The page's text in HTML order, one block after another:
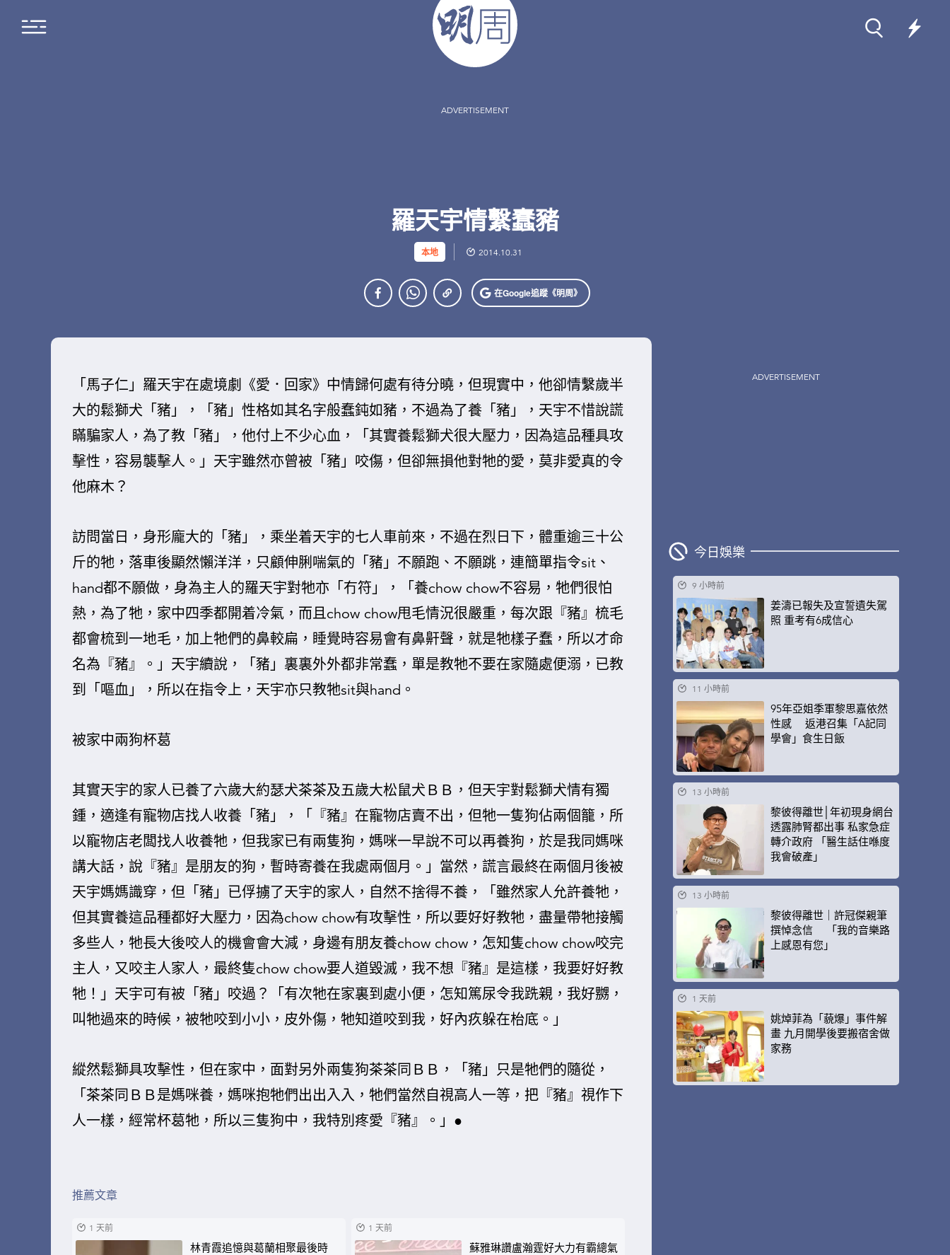
ADVERTISEMENT
羅天宇情繫蠢豬
本地 2014.10.31
在Google追蹤《明周》
「馬子仁」羅天宇在處境劇《愛．回家》中情歸何處有待分曉，但現實中，他卻情繫歲半
大的鬆獅犬「豬」，「豬」性格如其名字般蠢鈍如豬，不過為了養「豬」，天宇不惜說謊
瞞騙家人，為了教「豬」，他付上不少心血，「其實養鬆獅犬很大壓力，因為這品種具攻
擊性，容易襲擊人。」天宇雖然亦曾被「豬」咬傷，但卻無損他對牠的愛，莫非愛真的令
他麻木？
訪問當日，身形龐大的「豬」，乘坐着天宇的七人車前來，不過在烈日下，體重逾三十公
斤的牠，落車後顯然懶洋洋，只顧伸脷喘氣的「豬」不願跑、不願跳，連簡單指令sit、
hand都不願做，身為主人的羅天宇對牠亦「冇符」，「養chow chow不容易，牠們很怕
熱，為了牠，家中四季都開着冷氣，而且chow chow甩毛情況很嚴重，每次跟『豬』梳毛
都會梳到一地毛，加上牠們的鼻較扁，睡覺時容易會有鼻鼾聲，就是牠樣子蠢，所以才命
名為『豬』。」天宇續說，「豬」裏裏外外都非常蠢，單是教牠不要在家隨處便溺，已教
到「嘔血」，所以在指令上，天宇亦只教牠sit與hand。
被家中兩狗杯葛
其實天宇的家人已養了六歲大約瑟犬茶茶及五歲大松鼠犬ＢＢ，但天宇對鬆獅犬情有獨
鍾，適逢有寵物店找人收養「豬」，「『豬』在寵物店賣不出，但牠一隻狗佔兩個籠，所
以寵物店老闆找人收養牠，但我家已有兩隻狗，媽咪一早說不可以再養狗，於是我同媽咪
講大話，說『豬』是朋友的狗，暫時寄養在我處兩個月。」當然，謊言最終在兩個月後被
天宇媽媽識穿，但「豬」已俘擄了天宇的家人，自然不捨得不養，「雖然家人允許養牠，
但其實養這品種都好大壓力，因為chow chow有攻擊性，所以要好好教牠，盡量帶牠接觸
多些人，牠長大後咬人的機會會大減，身邊有朋友養chow chow，怎知隻chow chow咬完
主人，又咬主人家人，最終隻chow chow要人道毀滅，我不想『豬』是這樣，我要好好教
牠！」天宇可有被「豬」咬過？「有次牠在家裏到處小便，怎知篤尿令我跣親，我好嬲，
叫牠過來的時候，被牠咬到小小，皮外傷，牠知道咬到我，好內疚躲在枱底。」
縱然鬆獅具攻擊性，但在家中，面對另外兩隻狗茶茶同ＢＢ，「豬」只是牠們的隨從，
「茶茶同ＢＢ是媽咪養，媽咪抱牠們出出入入，牠們當然自視高人一等，把『豬』視作下
人一樣，經常杯葛牠，所以三隻狗中，我特別疼愛『豬』。」●
推薦文章
1 天前
林青霞追憶與葛蘭相聚最後時
1 天前
蘇雅琳讚盧瀚霆好大力有霸總氣
ADVERTISEMENT
今日娛樂
9 小時前
姜濤已報失及宣誓遺失駕
照 重考有6成信心
11 小時前
95年亞姐季軍黎思嘉依然
性感 返港召集「A記同
學會」食生日飯
13 小時前
黎彼得離世│年初現身網台
透露肺腎都出事 私家急症
轉介政府 「醫生話住喺度
我會破產」
13 小時前
黎彼得離世｜許冠傑親筆
撰悼念信 「我的音樂路
上感恩有您」
1 天前
姚焯菲為「藐爆」事件解
畫 九月開學後要搬宿舍做
家務